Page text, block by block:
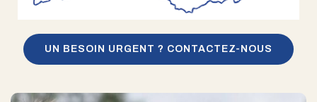
UN BESOIN URGENT ? CONTACTEZ-NOUS